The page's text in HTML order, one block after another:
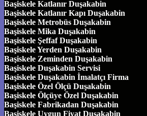
Başiskele Katlanır Duşakabin
Başiskele Katlanır Kapı Duşakabin
Başiskele Metrobüs Duşakabin
Başiskele Mika Duşakabin
Başiskele Şeffaf Duşakabin
Başiskele Yerden Duşakabin
Başiskele Zeminden Duşakabin
Başiskele Duşakabin Servisi
Başiskele Duşakabin İmalatçı Firma
Başiskele Özel Ölçü Duşakabin
Başiskele Ölçüye Özel Duşakabin
Başiskele Fabrikadan Duşakabin
Başiskele Uygun Fiyat Duşakabin